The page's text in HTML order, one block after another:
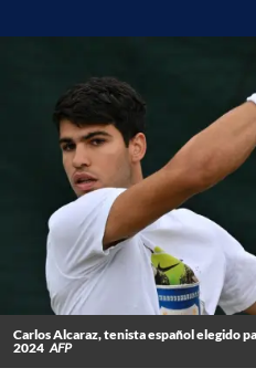
Carlos Alcaraz, tenista español elegido
2024 AFP